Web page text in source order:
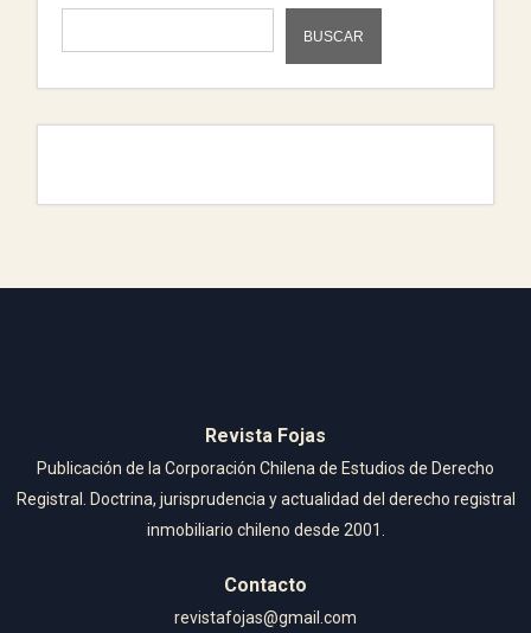
BUSCAR
Revista Fojas
Publicación de la Corporación Chilena de Estudios de Derecho
Registral. Doctrina, jurisprudencia y actualidad del derecho registral
inmobiliario chileno desde 2001.
Contacto
revistafojas@gmail.com